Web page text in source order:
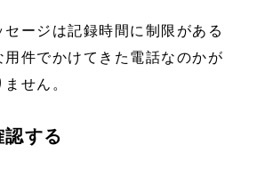
ージは記録時間に制限がある
件でかけてきた電話なのかが
せん。
する